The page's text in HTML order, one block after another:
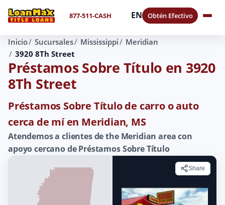
877-511-CASH EN Obtén Efectivo
Inicio Sucursales Mississippi
Meridian
3920 8Th Street
Préstamos Sobre Título en 3920
8Th Street
Préstamos Sobre Título de carro o auto
cerca de mí en Meridian, MS
Atendemos a clientes de the Meridian area con
apoyo cercano de Préstamos Sobre Título
Share